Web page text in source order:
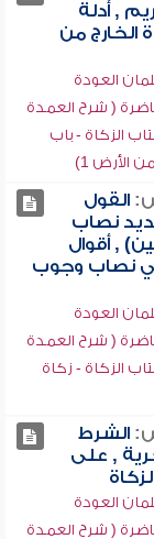
, أدلة
الخارج من
العودة
( شرح العمدة
الزكاة - باب
الأرض 1)
القول
نصاب
, أقوال
نصاب وجوب
العودة
( شرح العمدة
الزكاة - زكاة
الشرط
, على
العودة
( شرح العمدة